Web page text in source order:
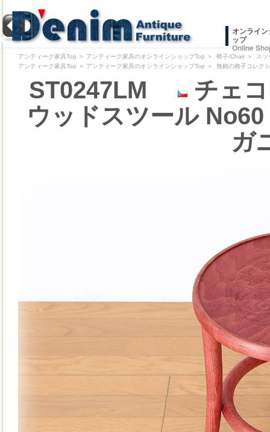
オンライ
ップ
Online
アンティーク家具Top ＞ アンティーク家具のオンラインショップTop ＞ 椅子/Chair ＞
ス
アンティーク家具Top ＞ アンティーク家具のオンラインショップTop ＞ 無銘の椅子コレク
ST0247LM
チェ
ウッドスツール
ガ